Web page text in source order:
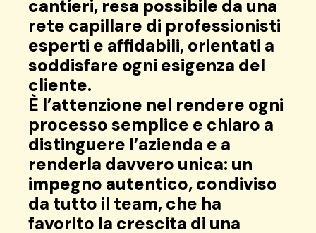
cantieri, resa possibile da una
rete capillare di professionisti
esperti e affidabili, orientati a
soddisfare ogni esigenza del
cliente.
È l’attenzione nel rendere ogni
processo semplice e chiaro a
distinguere l’azienda e a
renderla davvero unica: un
impegno autentico, condiviso
da tutto il team, che ha
favorito la crescita di una